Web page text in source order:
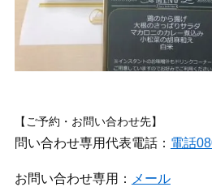
【ご予約・お問い合わせ先】
問い合わせ専用代表電話： 電話
お問い合わせ専用： メール